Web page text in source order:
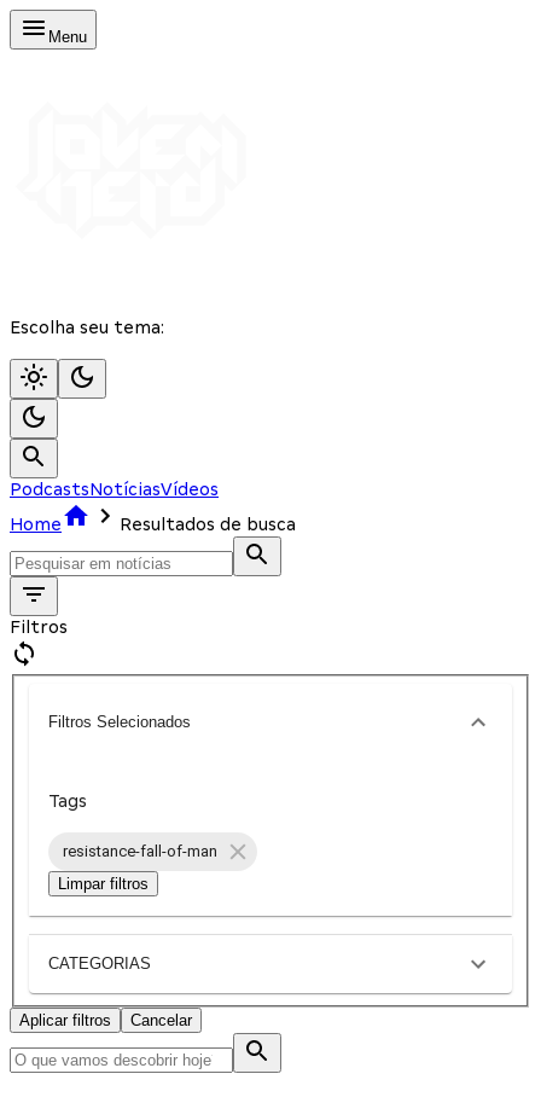
Menu
Escolha seu tema:
PodcastsNotíciasVídeos
Home
Resultados de busca
Filtros
Filtros Selecionados
Tags
resistance-fall-of-man
Limpar filtros
CATEGORIAS
Aplicar filtros Cancelar